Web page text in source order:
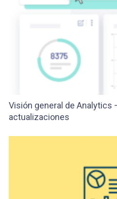
Visión general de Analytics
actualizaciones